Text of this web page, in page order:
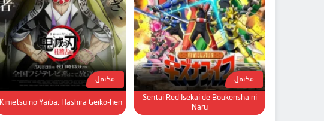
مكتمل
Sentai Red Isekai de Boukensha ni
Naru
مكتمل
Kimetsu no Yaiba: Hashira Geiko-hen